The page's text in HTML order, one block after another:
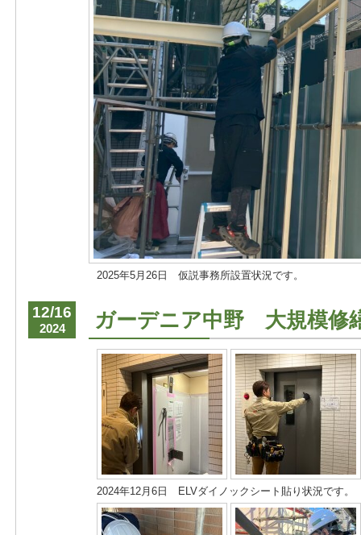
2025年5月26日 仮説事務所設置状況です。
12/16
2024 ガーデニア中野 大規模修
2024年12月6日 ELVダイノックシート貼り状況です。